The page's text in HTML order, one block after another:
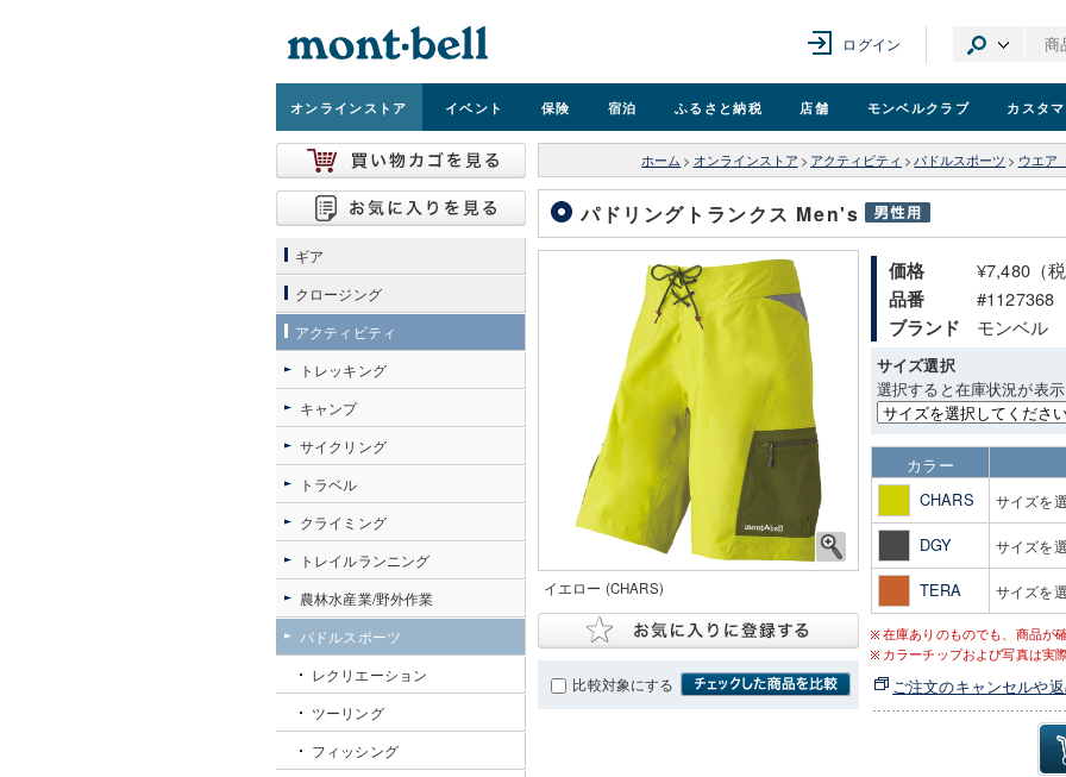
ログイン
オンラインストア イベント 保険 宿泊 ふるさと納税 店舗 モンベルクラブ カスタ
ホーム > オンラインストア > アクティビティ > パドルスポーツ > ウエア
パドリングトランクス Men's
イエロー (CHARS)
比較対象にする
価格 ¥7,480（税
品番 #1127368
ブランド モンベル
サイズ選択
選択すると在庫状況が表示
カラー
CHARS
サイズを
DGY サイズを
TERA サイズを
在庫ありのものでも、商品が
カラーチップおよび写真は実
ご注文のキャンセルや
ギア
クロージング
アクティビティ
トレッキング
キャンプ
サイクリング
トラベル
クライミング
トレイルランニング
農林水産業/野外作業
パドルスポーツ
レクリエーション
ツーリング
フィッシング